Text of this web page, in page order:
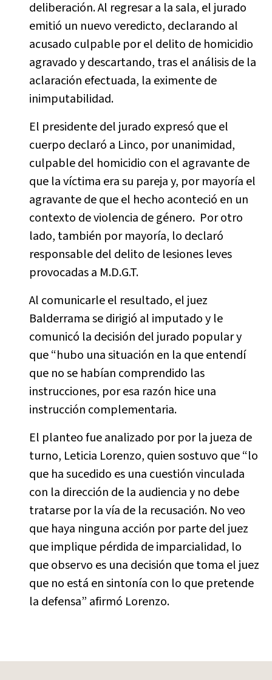
deliberación. Al regresar a la sala, el jurado
emitió un nuevo veredicto, declarando al
acusado culpable por el delito de homicidio
agravado y descartando, tras el análisis de la
aclaración efectuada, la eximente de
inimputabilidad.
El presidente del jurado expresó que el
cuerpo declaró a Linco, por unanimidad,
culpable del homicidio con el agravante de
que la víctima era su pareja y, por mayoría el
agravante de que el hecho aconteció en un
contexto de violencia de género. Por otro
lado, también por mayoría, lo declaró
responsable del delito de lesiones leves
provocadas a M.D.G.T.
Al comunicarle el resultado, el juez
Balderrama se dirigió al imputado y le
comunicó la decisión del jurado popular y
que “hubo una situación en la que entendí
que no se habían comprendido las
instrucciones, por esa razón hice una
instrucción complementaria.
El planteo fue analizado por por la jueza de
turno, Leticia Lorenzo, quien sostuvo que “lo
que ha sucedido es una cuestión vinculada
con la dirección de la audiencia y no debe
tratarse por la vía de la recusación. No veo
que haya ninguna acción por parte del juez
que implique pérdida de imparcialidad, lo
que observo es una decisión que toma el juez
que no está en sintonía con lo que pretende
la defensa” afirmó Lorenzo.